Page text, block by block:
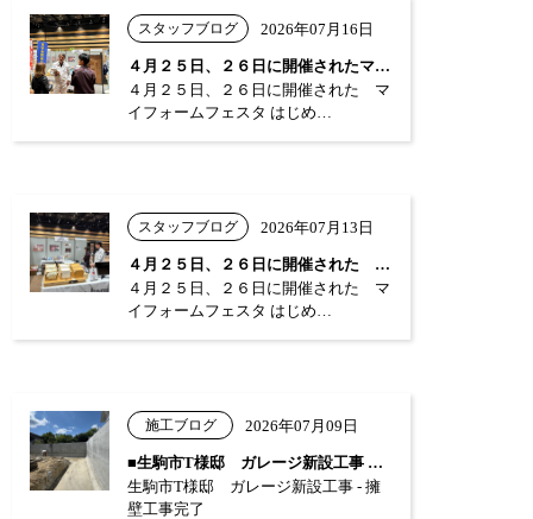
スタッフブログ 2026年07月16日
４月２５日、２６日に開催されたマイフォー…
４月２５日、２６日に開催された マ
イフォームフェスタ はじめ…
スタッフブログ 2026年07月13日
４月２５日、２６日に開催された マイフォ…
４月２５日、２６日に開催された マ
イフォームフェスタ はじめ…
施工ブログ 2026年07月09日
■生駒市T様邸 ガレージ新設工事 …
生駒市T様邸 ガレージ新設工事 - 擁
壁工事完了